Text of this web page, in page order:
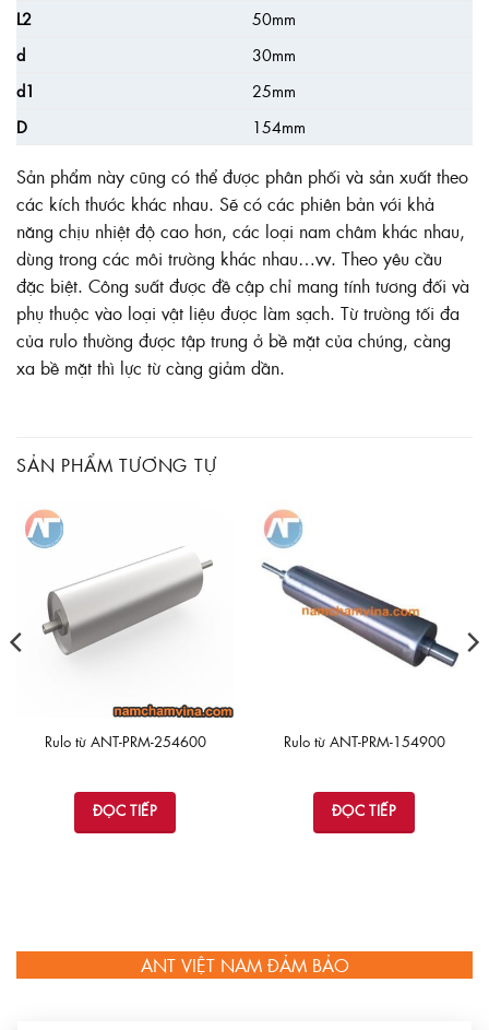
L2
50mm
d
30mm
d1
25mm
D
154mm
Sản phẩm này cũng có thể được phân phối và sản xuất theo
các kích thước khác nhau. Sẽ có các phiên bản với khả
năng chịu nhiệt độ cao hơn, các loại nam châm khác nhau,
dùng trong các môi trường khác nhau…vv. Theo yêu cầu
đặc biệt. Công suất được đề cập chỉ mang tính tương đối và
phụ thuộc vào loại vật liệu được làm sạch. Từ trường tối đa
của rulo thường được tập trung ở bề mặt của chúng, càng
xa bề mặt thì lực từ càng giảm dần.
SẢN PHẨM TƯƠNG TỰ
Rulo từ ANT-PRM-254600
ĐỌC TIẾP
Rulo từ ANT-PRM-154900
ĐỌC TIẾP
ANT VIỆT NAM ĐẢM BẢO